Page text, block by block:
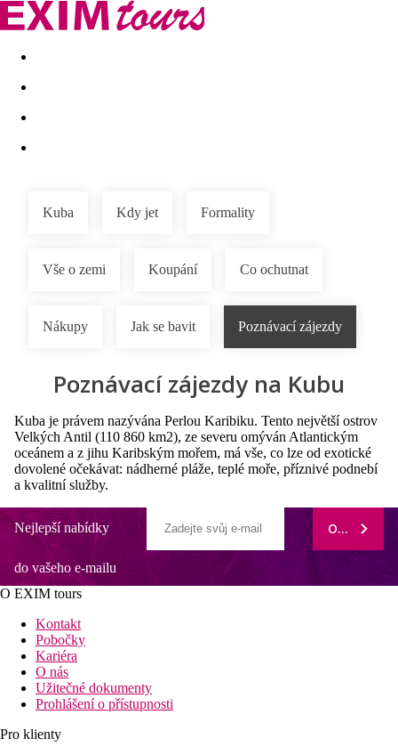
Akční nabídky Last minute
Kuba Kdy jet Formality
Vše o zemi Koupání Co ochutnat
Nákupy Jak se bavit Poznávací zájezdy
Poznávací zájezdy na Kubu
Kuba je právem nazývána Perlou Karibiku. Tento největší ostrov
Velkých Antil (110 860 km2), ze severu omýván Atlantickým
oceánem a z jihu Karibským mořem, má vše, co lze od exotické
dovolené očekávat: nádherné pláže, teplé moře, příznivé podnebí
a kvalitní služby.
Nejlepší nabídky
do vašeho e-mailu
ODEBÍRAT
O EXIM tours
Kontakt
Pobočky
Kariéra
O nás
Užitečné dokumenty
Prohlášení o přístupnosti
Pro klienty